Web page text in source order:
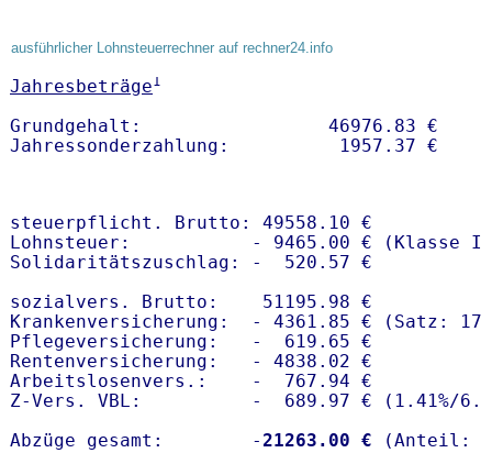
ausführlicher Lohnsteuerrechner auf rechner24.info
Jahresbeträge1
Grundgehalt:                 46976.83 €
steuerpflicht. Brutto: 49558.10 €
Lohnsteuer:           - 9465.00 € (Klasse I)
Solidaritätszuschlag: -  520.57 €
sozialvers. Brutto:    51195.98 €
Krankenversicherung:  - 4361.85 € (Satz:
Pflegeversicherung:   -  619.65 €
Rentenversicherung:   - 4838.02 €
Arbeitslosenvers.:    -  767.94 €
Z-Vers. VBL:          -  689.97 € ( 1.41%/
Abzüge gesamt:        -21263.00 €